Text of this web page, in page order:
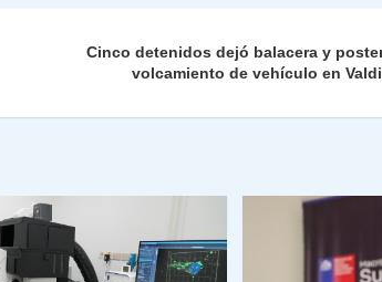
Cinco detenidos dejó balacera y
volcamiento de vehículo en